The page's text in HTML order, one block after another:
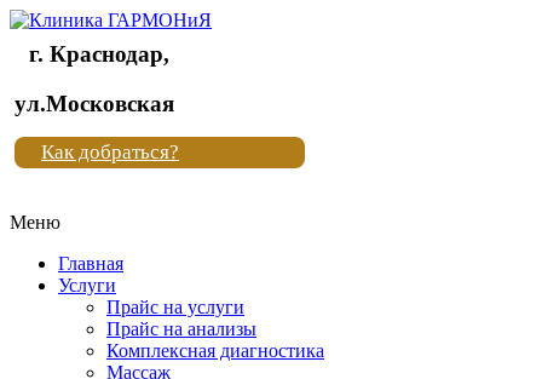
Клиника
"Новая
жизнь"
Клиника
жизнь"
г. Краснодар,
ул.Московская
Как добраться?
Меню
Главная
Услуги
Прайс на услуги
Прайс на анализы
Комплексная диагностика
Массаж